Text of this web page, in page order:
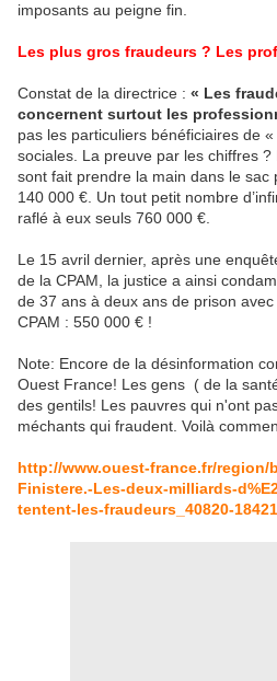
imposants au peigne fin.
Les plus gros fraudeurs ? Les
Constat de la directrice : « Les
concernent surtout les
pas les particuliers bénéficiaires de
sociales. La preuve par les chiffres
sont fait prendre la main dans le sac
140 000 €. Un tout petit nombre
raflé à eux seuls 760 000 €.
Le 15 avril dernier, après une
de la CPAM, la justice a ainsi
de 37 ans à deux ans de prison
CPAM : 550 000 € !
Note: Encore de la désinformation
Ouest France! Les gens ( de la
des gentils! Les pauvres qui n'ont
méchants qui fraudent. Voilà
http://www.ouest-france.fr/region/
Finistere.-Les-deux-milliards-
tentent-les-fraudeurs_40820-